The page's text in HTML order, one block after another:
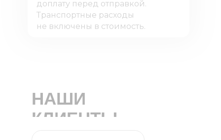
доплату перед отправкой.
Транспортные расходы
не включены в стоимость.
НАШИ
КЛИЕНТЫ